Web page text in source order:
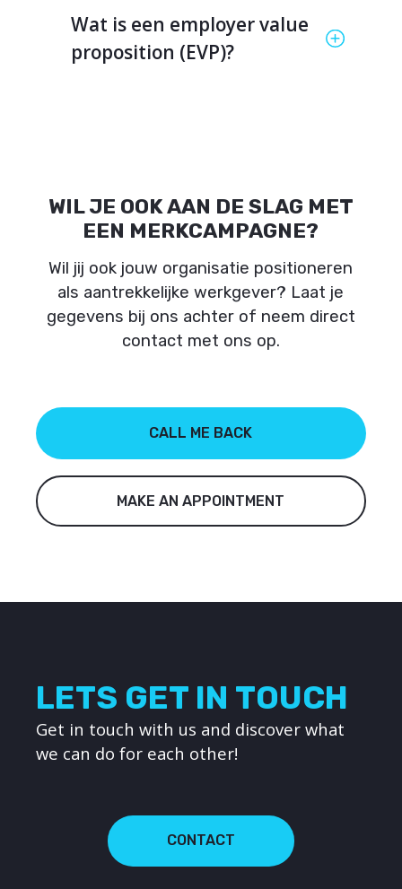
Wat is een employer value
proposition (EVP)?
WIL JE OOK AAN DE SLAG MET
EEN MERKCAMPAGNE?
Wil jij ook jouw organisatie positioneren
als aantrekkelijke werkgever? Laat je
gegevens bij ons achter of neem direct
contact met ons op.
CALL ME BACK
MAKE AN APPOINTMENT
LETS GET IN TOUCH
Get in touch with us and discover what
we can do for each other!
CONTACT